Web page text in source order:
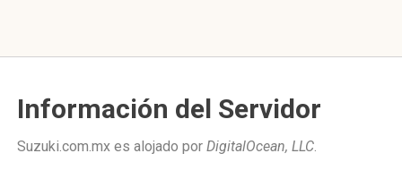
Información del Servidor
Suzuki.com.mx es alojado por DigitalOcean, LLC.